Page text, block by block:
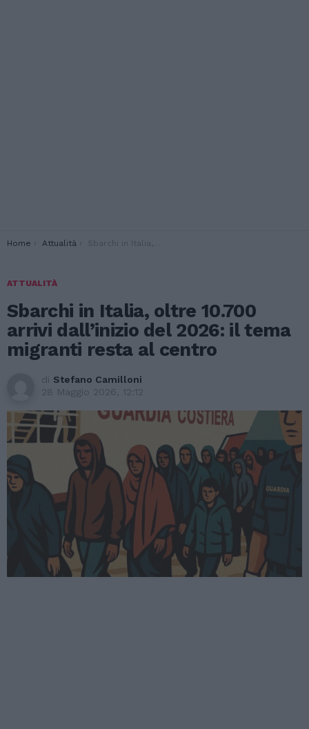
You are here:
Home Attualità Sbarchi in Italia, oltre 10.700 arrivi dall’inizio del 2026: il tema migranti resta al centro
ATTUALITÀ
Sbarchi in Italia, oltre 10.700
arrivi dall’inizio del 2026: il tema
migranti resta al centro
di Stefano Camilloni
28 Maggio 2026, 12:12